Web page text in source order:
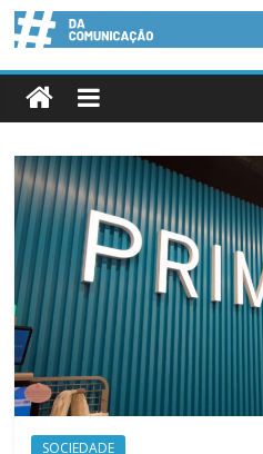
SOCIEDADE